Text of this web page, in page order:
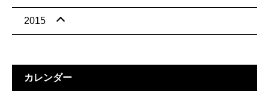
2015
カレンダー